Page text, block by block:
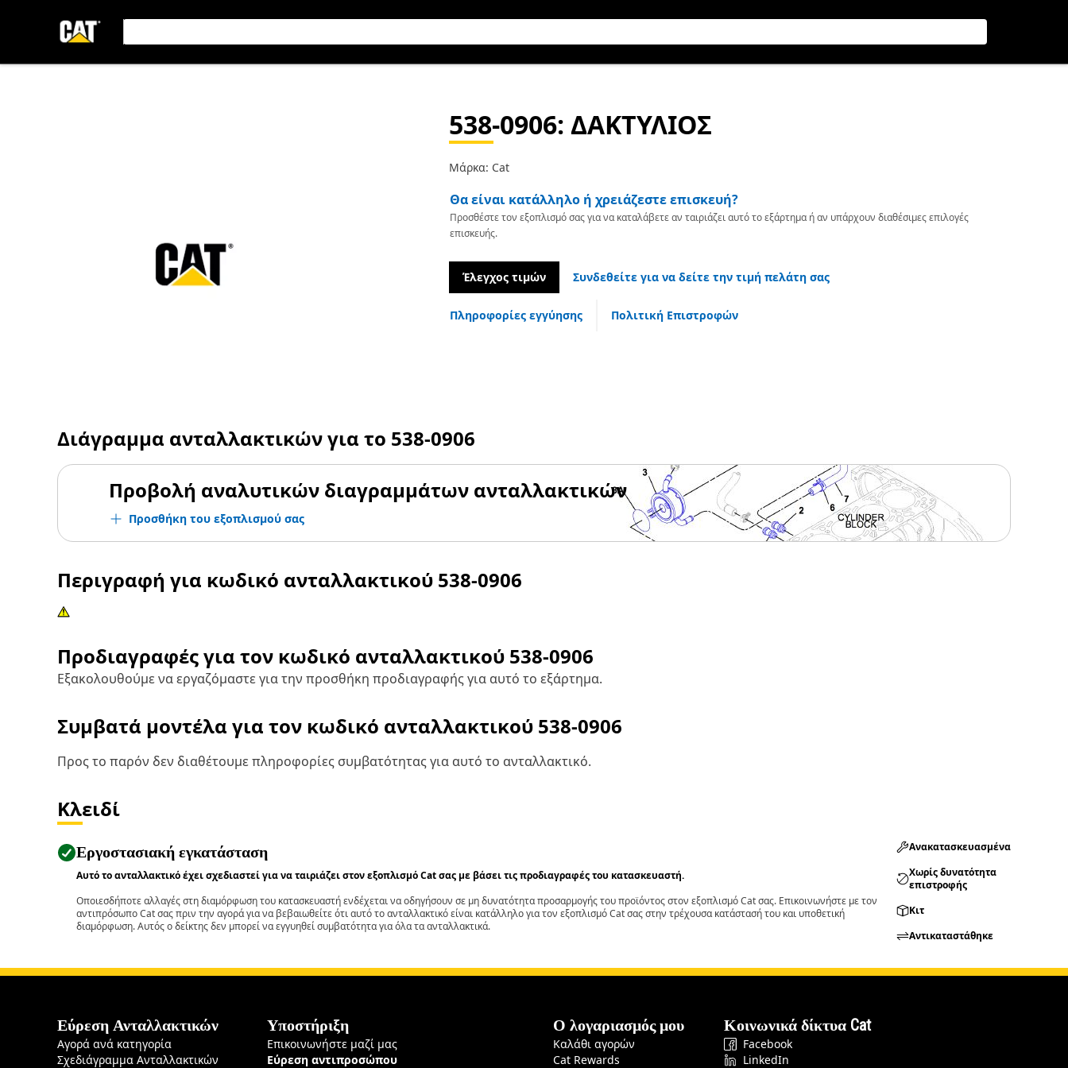
538-0906: ΔΑΚΤΥΛΙΟΣ
Μάρκα: Cat
Θα είναι κατάλληλο ή χρειάζεστε επισκευή?
Προσθέστε τον εξοπλισμό σας για να καταλάβετε αν ταιριάζει αυτό το εξάρτημα ή αν υπάρχουν διαθέσιμες επιλογές
επισκευής.
Έλεγχος τιμών Συνδεθείτε για να δείτε την τιμή πελάτη σας
Πληροφορίες εγγύησης Πολιτική Επιστροφών
Διάγραμμα ανταλλακτικών για το 538-0906
Προβολή αναλυτικών διαγραμμάτων ανταλλακτικών
Προσθήκη του εξοπλισμού σας
Περιγραφή για κωδικό ανταλλακτικού 538-0906
Προδιαγραφές για τον κωδικό ανταλλακτικού 538-0906
Εξακολουθούμε να εργαζόμαστε για την προσθήκη προδιαγραφής για αυτό το εξάρτημα.
Συμβατά μοντέλα για τον κωδικό ανταλλακτικού 538-0906
Προς το παρόν δεν διαθέτουμε πληροφορίες συμβατότητας για αυτό το ανταλλακτικό.
Κλειδί
Εργοστασιακή εγκατάσταση
Αυτό το ανταλλακτικό έχει σχεδιαστεί για να ταιριάζει στον εξοπλισμό Cat σας με βάσει τις προδιαγραφές του κατασκευαστή.
Οποιεσδήποτε αλλαγές στη διαμόρφωση του κατασκευαστή ενδέχεται να οδηγήσουν σε μη δυνατότητα προσαρμογής του προϊόντος στον εξοπλισμό Cat σας. Επικοινωνήστε με τον
αντιπρόσωπο Cat σας πριν την αγορά για να βεβαιωθείτε ότι αυτό το ανταλλακτικό είναι κατάλληλο για τον εξοπλισμό Cat σας στην τρέχουσα κατάστασή του και υποθετική
διαμόρφωση. Αυτός ο δείκτης δεν μπορεί να εγγυηθεί συμβατότητα για όλα τα ανταλλακτικά.
Ανακατασκευασμένα
Χωρίς δυνατότητα
επιστροφής
Κιτ
Αντικαταστάθηκε
Εύρεση Ανταλλακτικών
Αγορά ανά κατηγορία
Σχεδιάγραμμα Ανταλλακτικών
Υποστήριξη
Επικοινωνήστε μαζί μας
Εύρεση αντιπροσώπου
Ο λογαριασμός μου
Καλάθι αγορών
Cat Rewards
Κοινωνικά δίκτυα Cat
Facebook
LinkedIn